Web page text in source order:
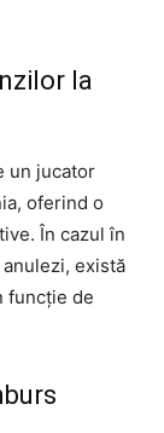
la
un jucator
oferind o
În cazul în
există
funcție de